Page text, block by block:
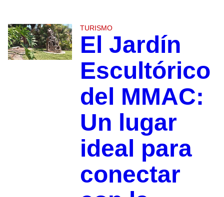
TURISMO
El Jardín
Escultórico
del MMAC:
Un lugar
ideal para
conectar